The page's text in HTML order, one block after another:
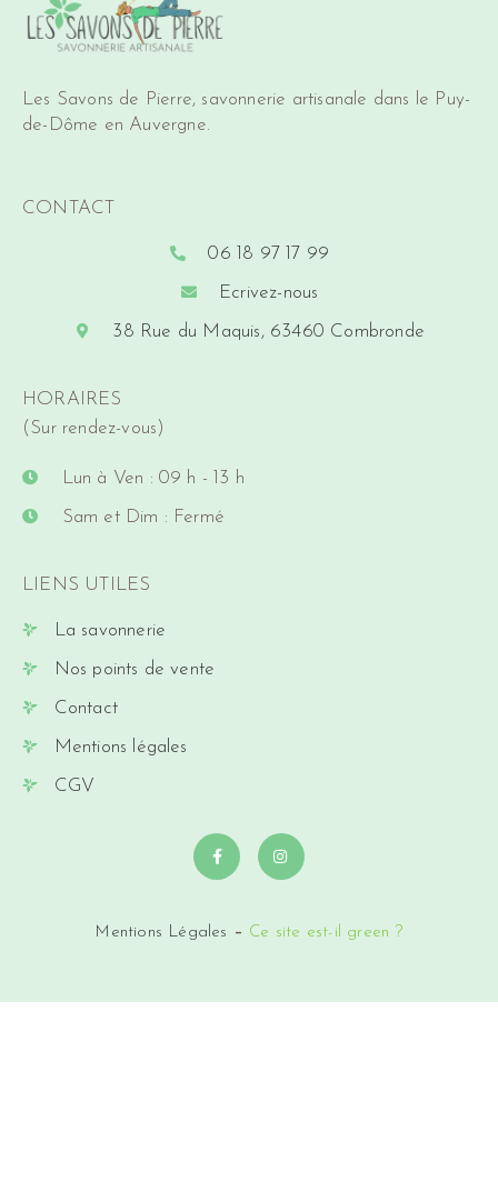
Les Savons de Pierre, savonnerie artisanale dans le Puy-
de-Dôme en Auvergne.
CONTACT
06 18 97 17 99
Ecrivez-nous
38 Rue du Maquis, 63460 Combronde
HORAIRES
(Sur rendez-vous)
Lun à Ven : 09 h - 13 h
Sam et Dim : Fermé
LIENS UTILES
La savonnerie
Nos points de vente
Contact
Mentions légales
CGV
Mentions Légales – Ce site est-il green ?